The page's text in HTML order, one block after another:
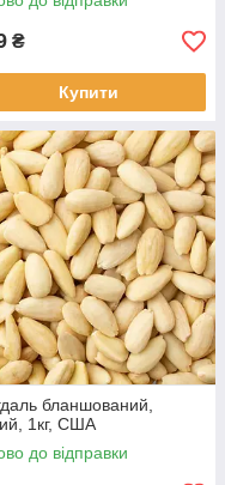
₴
Купити
бланшований,
1кг, США
до відправки